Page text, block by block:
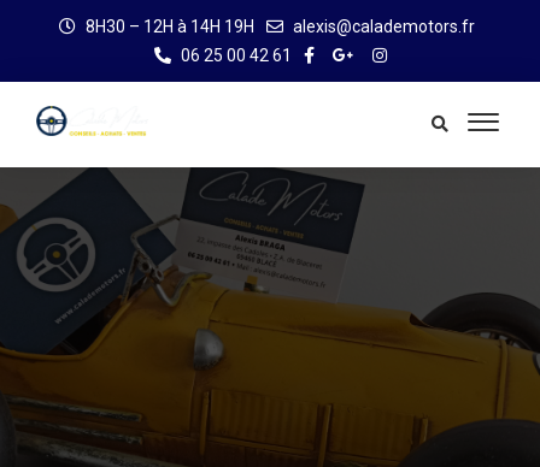
8H30 – 12H à 14H 19H
alexis@calademotors.fr
06 25 00 42 61